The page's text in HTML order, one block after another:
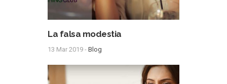
La falsa modestia
13 Mar 2019 - Blog